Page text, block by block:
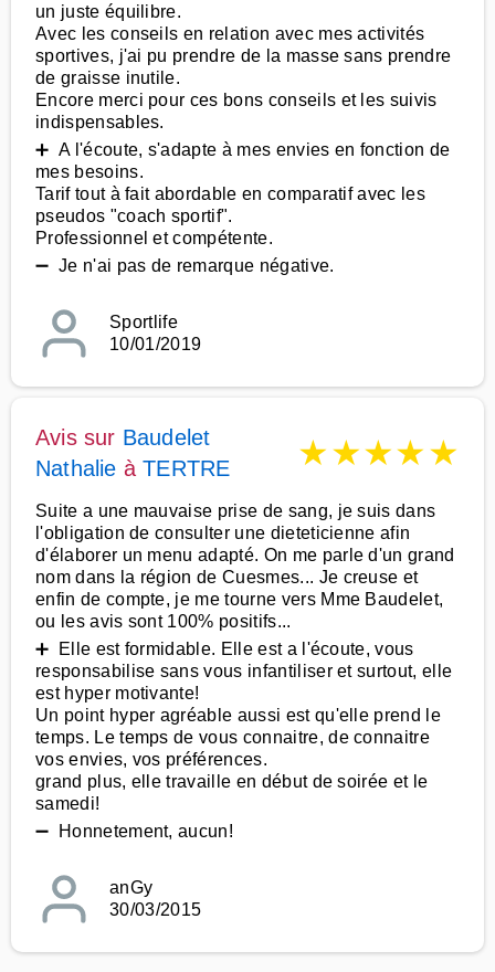
un juste équilibre.
Avec les conseils en relation avec mes activités
sportives, j'ai pu prendre de la masse sans prendre
de graisse inutile.
Encore merci pour ces bons conseils et les suivis
indispensables.
➕ A l'écoute, s'adapte à mes envies en fonction de
mes besoins.
Tarif tout à fait abordable en comparatif avec les
pseudos "coach sportif".
Professionnel et compétente.
➖ Je n'ai pas de remarque négative.
Sportlife
10/01/2019
Avis sur Baudelet
Nathalie àTERTRE ★★★★★
Suite a une mauvaise prise de sang, je suis dans
l'obligation de consulter une dieteticienne afin
d'élaborer un menu adapté. On me parle d'un grand
nom dans la région de Cuesmes... Je creuse et
enfin de compte, je me tourne vers Mme Baudelet,
ou les avis sont 100% positifs...
➕ Elle est formidable. Elle est a l'écoute, vous
responsabilise sans vous infantiliser et surtout, elle
est hyper motivante!
Un point hyper agréable aussi est qu'elle prend le
temps. Le temps de vous connaitre, de connaitre
vos envies, vos préférences.
grand plus, elle travaille en début de soirée et le
samedi!
➖ Honnetement, aucun!
anGy
30/03/2015